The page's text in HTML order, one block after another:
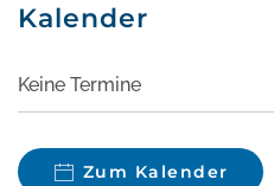
Kalender
Keine Termine
Zum Kalender